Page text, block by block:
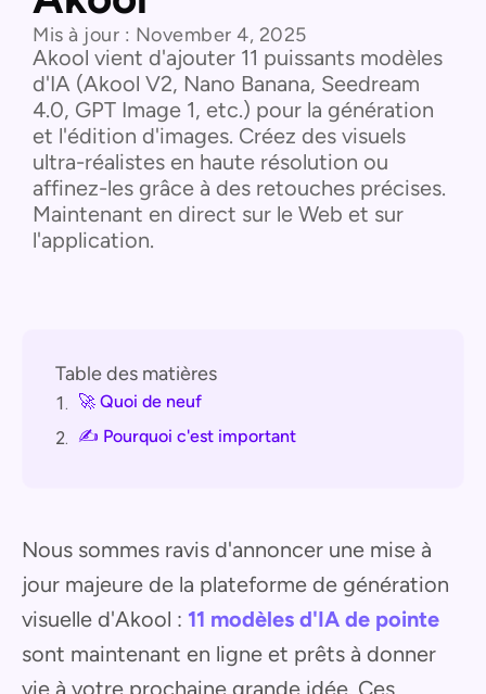
Mis à jour : November 4, 2025
Akool vient d'ajouter 11 puissants modèles
d'IA (Akool V2, Nano Banana, Seedream
4.0, GPT Image 1, etc.) pour la génération
et l'édition d'images. Créez des visuels
ultra-réalistes en haute résolution ou
affinez-les grâce à des retouches précises.
Maintenant en direct sur le Web et sur
l'application.
Table des matières
1. 🚀 Quoi de neuf
2. ✍️ Pourquoi c'est important
Nous sommes ravis d'annoncer une mise à
jour majeure de la plateforme de génération
visuelle d'Akool : 11 modèles d'IA de pointe
sont maintenant en ligne et prêts à donner
vie à votre prochaine grande idée. Ces